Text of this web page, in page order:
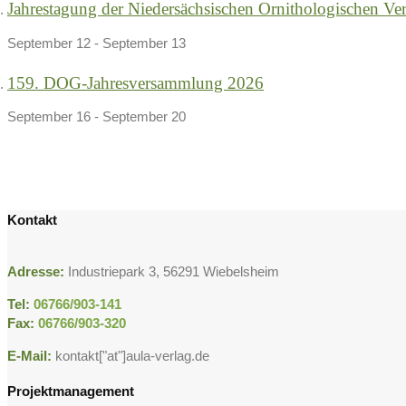
Jahrestagung der Niedersächsischen Ornithologischen
September 12 - September 13
159. DOG-Jahresversammlung 2026
September 16 - September 20
Kontakt
Adresse: Industriepark 3, 56291 Wiebelsheim
Tel: 06766/903-141
Fax: 06766/903-320
E-Mail: kontakt["at"]aula-verlag.de
Projektmanagement